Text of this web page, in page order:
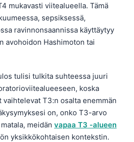
mukavasti viitealueella. Tämä
sepsiksessä,
ravinnonsaannissa käyttäytyy
avohoidon Hashimoton tai
tulisi tulkita suhteessa juuri
koska
vaihtelevat T3:n osalta enemmän
on, onko T3-arvo
meidän vapaa T3 -alueen
yksikkökohtaisen kontekstin.